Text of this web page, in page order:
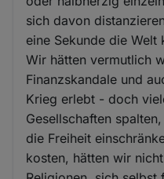
sich davon
eine Sekunde die
Wir hätten vermutlich
Finanzskandale und
Krieg erlebt - doch
Gesellschaften
die Freiheit
kosten, hätten wir